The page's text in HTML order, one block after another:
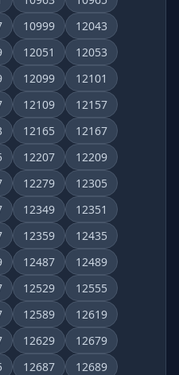
10999
12043
12051
12053
12099
12101
12109
12157
12165
12167
12207
12209
12279
12305
12349
12351
12359
12435
12487
12489
12529
12555
12589
12619
12629
12679
12687
12689